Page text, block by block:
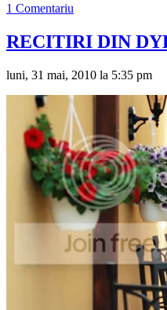
1 Comentariu
RECITIRI DIN
luni, 31 mai, 2010 la 5:35 pm